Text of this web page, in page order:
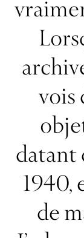
vois
datant
1940,
de